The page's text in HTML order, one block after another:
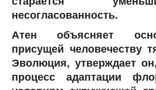
несогласованность.
Атен объясняет
присущей человечеству
Эволюция, утверждает
процесс адаптации